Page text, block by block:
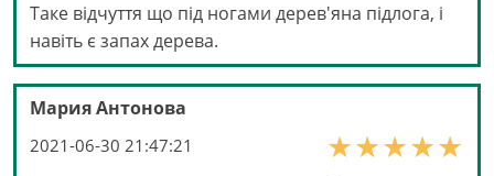
Таке відчуття що під ногами дерев'яна підлога, і
навіть є запах дерева.
Мария Антонова
2021-06-30 21:47:21